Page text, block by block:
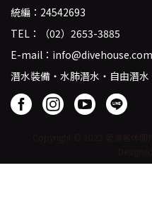
統編：24542693
TEL：
（02）2653-3885
E-mail：
潛水裝備・水肺潛水・自由潛